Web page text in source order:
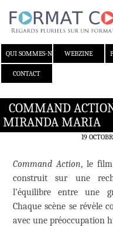
QUI SOMMES-NOUS ?WEBZINE
CONTACT
COMMAND
MIRANDA MARIA
19
Command Action, le
construit sur une
l’équilibre entre une
Chaque scène se révèle
avec une préoccupation